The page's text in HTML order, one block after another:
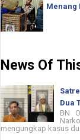
Menang
News Of
Dua
BN
mengungkap kasus